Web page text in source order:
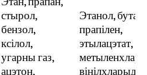
стырол,
бензол,
ксілол,
угарны газ,
Этанол, бутан,
прапілен,
этылацэтат,